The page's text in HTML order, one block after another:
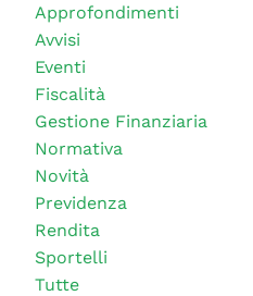
Approfondimenti
Avvisi
Eventi
Fiscalità
Gestione Finanziaria
Normativa
Novità
Previdenza
Rendita
Sportelli
Tutte